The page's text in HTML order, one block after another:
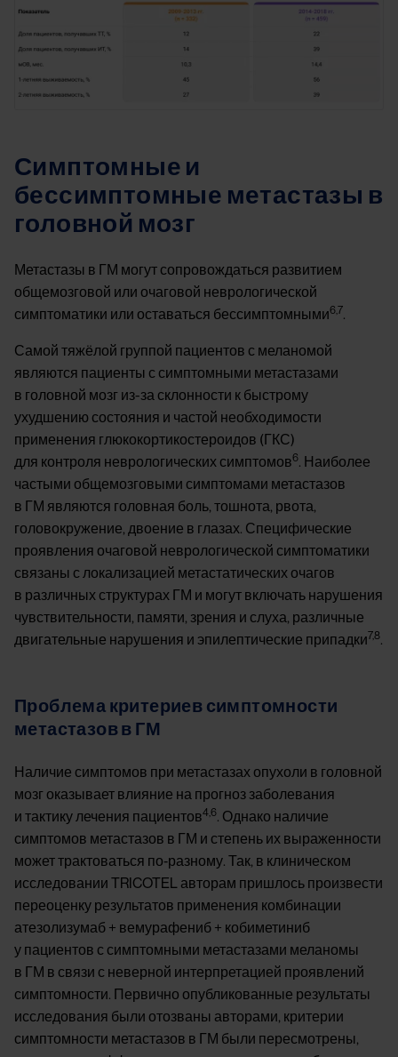
Симптомные и
бессимптомные метастазы в
головной мозг
Метастазы в ГМ могут сопровождаться развитием
общемозговой или очаговой неврологической
симптоматики или оставаться бессимптомными6,7.
Самой тяжёлой группой пациентов с меланомой
являются пациенты с симптомными метастазами
в головной мозг из-за склонности к быстрому
ухудшению состояния и частой необходимости
применения глюкокортикостероидов (ГКС)
для контроля неврологических симптомов6. Наиболее
частыми общемозговыми симптомами метастазов
в ГМ являются головная боль, тошнота, рвота,
головокружение, двоение в глазах. Специфические
проявления очаговой неврологической симптоматики
связаны с локализацией метастатических очагов
в различных структурах ГМ и могут включать нарушения
чувствительности, памяти, зрения и слуха, различные
двигательные нарушения и эпилептические припадки 7,8.
Проблема критериев симптомности
метастазов в ГМ
Наличие симптомов при метастазах опухоли в головной
мозг оказывает влияние на прогноз заболевания
и тактику лечения пациентов4,6. Однако наличие
симптомов метастазов в ГМ и степень их выраженности
может трактоваться по‑разному. Так, в клиническом
исследовании TRICOTEL авторам пришлось произвести
переоценку результатов применения комбинации
атезолизумаб + вемурафениб + кобиметиниб
у пациентов с симптомными метастазами меланомы
в ГМ в связи с неверной интерпретацией проявлений
симптомности. Первично опубликованные результаты
исследования были отозваны авторами, критерии
симптомности метастазов в ГМ были пересмотрены,